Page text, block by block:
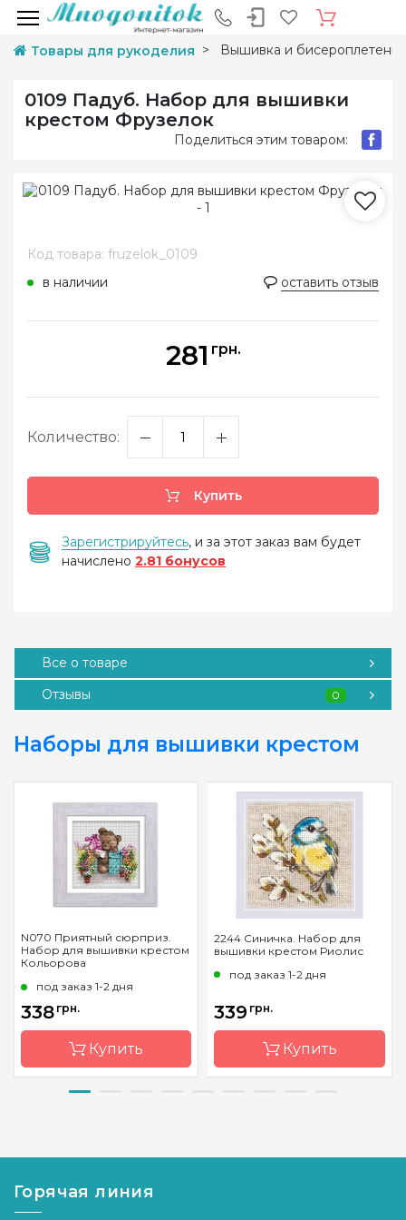
Товары для рукоделия Вышивка и
0109 Падуб. Набор для вышивки
крестом Фрузелок
Поделиться этим товаром:
Код товара: fruzelok_0109
в наличии
оставить отзыв
281 грн.
Количество:
Купить
Зарегистрируйтесь, и за этот заказ вам будет
начислено 2.81 бонусов
Все о товаре
Отзывы
0
Наборы для вышивки крестом
N070 Приятный сюрприз.
Набор для вышивки крестом
Кольорова
под заказ 1-2 дня
338 грн.
Купить
Страна-
Украина
Размер
18*16
2244 Синичка. Набор для
вышивки крестом Риолис
под заказ 1-2 дня
339 грн.
Купить
Страна-
Литва
Горячая линия